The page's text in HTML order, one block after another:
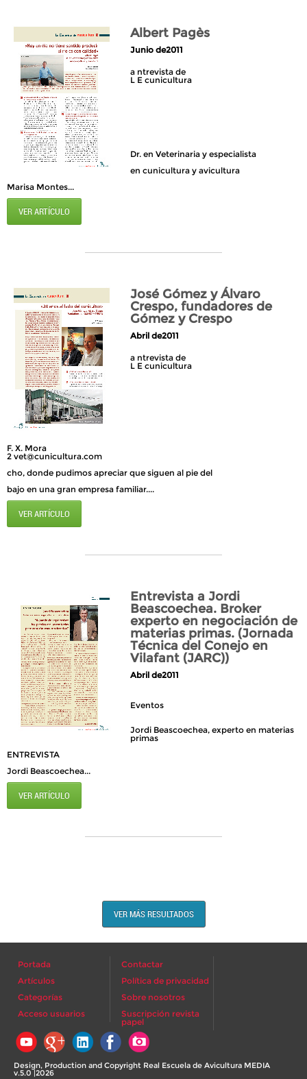
Albert Pagès
Junio de2011
a ntrevista de
L E cunicultura
Dr. en Veterinaria y especialista
en cunicultura y avicultura
Marisa Montes...
VER ARTÍCULO
José Gómez y Álvaro
Crespo, fundadores de
Gómez y Crespo
Abril de2011
a ntrevista de
L E cunicultura
F. X. Mora
2 vet@cunicultura.com
cho, donde pudimos apreciar que siguen al pie del
bajo en una gran empresa familiar....
VER ARTÍCULO
Entrevista a Jordi
Beascoechea. Broker
experto en negociación de
materias primas. (Jornada
Técnica del Conejo en
Vilafant (JARC))
Abril de2011
Eventos
Jordi Beascoechea, experto en materias
primas
ENTREVISTA
Jordi Beascoechea...
VER ARTÍCULO
VER MÁS RESULTADOS
Portada
Artículos
Categorías
Acceso usuarios
Contactar
Política de privacidad
Sobre nosotros
Suscripción revista
papel
Design, Production and Copyright Real Escuela de Avicultura MEDIA
v.5.0 |2026